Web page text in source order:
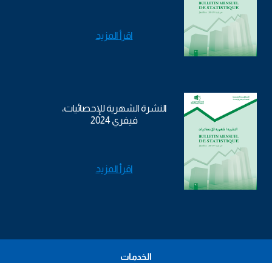
اقرأ المزيد
النشرة الشهرية للإحصائيات،
فيفري 2024
اقرأ المزيد
الخدمات